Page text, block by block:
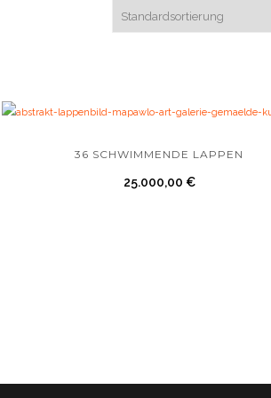
36 SCHWIMMENDE LAPPEN
25.000,00 €